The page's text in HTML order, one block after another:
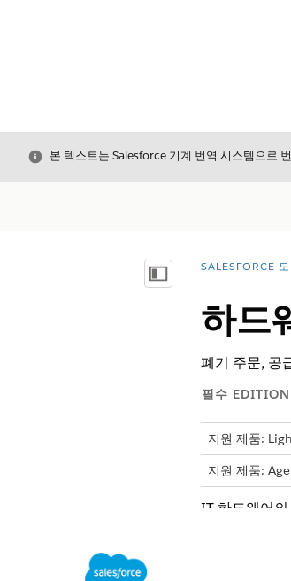
닫기본 텍스트는 Salesforce 기계 번역 시스템으로
목차 표시 위치:
SALESFORCE
하드
폐기 주문, 공
필수 EDITION
지원 제품:
지원 제품:
IT 하드웨어